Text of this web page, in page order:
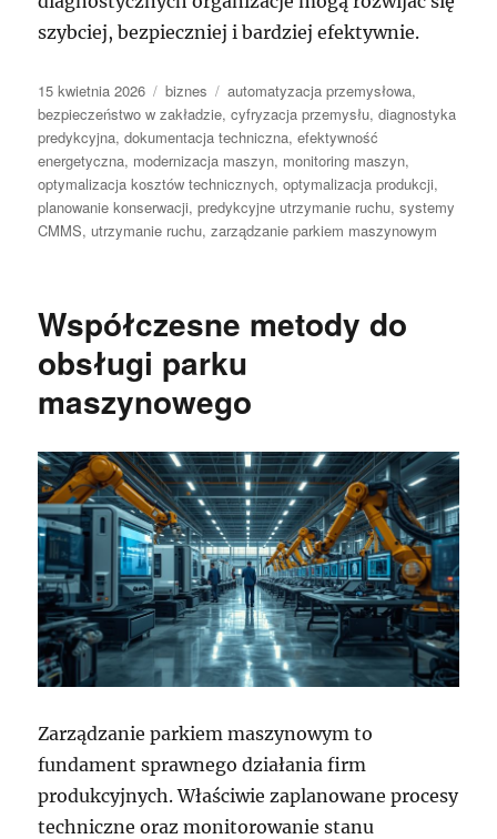
szybciej, bezpieczniej i bardziej efektywnie.
Data
publikacji
15 kwietnia 2026 Kategorie
biznes Tagi
automatyzacja przemysłowa,
bezpieczeństwo w zakładzie,cyfryzacja przemysłu,diagnostyka
predykcyjna,dokumentacja techniczna,efektywność
energetyczna, modernizacja maszyn, monitoring maszyn,
optymalizacja kosztów technicznych,optymalizacja produkcji,
planowanie konserwacji,predykcyjne utrzymanie ruchu,systemy
CMMS, utrzymanie ruchu,zarządzanie parkiem maszynowym
Współczesne metody do
obsługi parku
maszynowego
Zarządzanie parkiem maszynowym to
fundament sprawnego działania firm
produkcyjnych. Właściwie zaplanowane procesy
techniczne oraz monitorowanie stanu